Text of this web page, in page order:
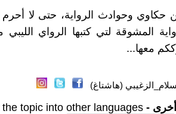
حكاوي وحوادث الرواية، حتى لا أحرم
المشوقة لتي كتبها الرواي الليبي
معها...
(هاشتاغ)
-
topic into other languages